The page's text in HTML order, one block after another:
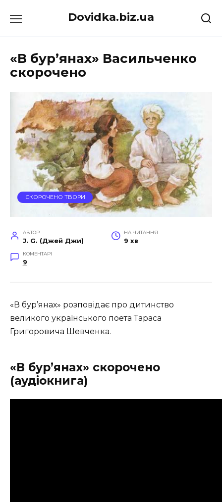
до
Dovidka.biz.ua
«В бур’янах» Васильченко
скорочено
СКОРОЧЕНО ТВОРИ
АВТОР
J. G. (Джей Джи)
НА ЧИТАННЯ
9 хв
КОМЕНТАРІ
9
«В бур’янах» розповідає про дитинство
великого українського поета Тараса
Григоровича Шевченка.
«В бур’янах» скорочено
(аудіокнига)